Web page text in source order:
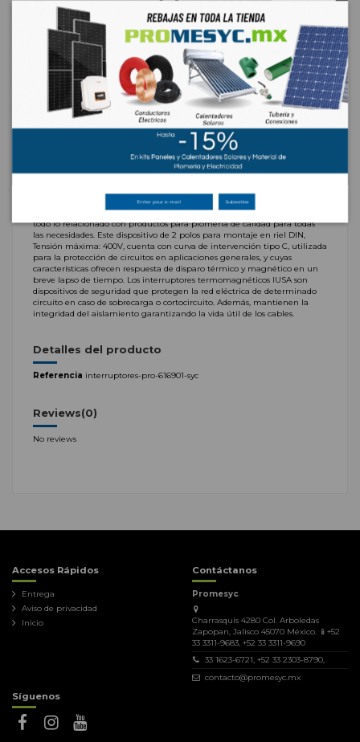
Termomagnético DIN 2P 32A
caja 6 pzas
Marca:
IU2C16D Interruptor Termomagnético DIN 2P 32A caja 6 pzas y todo lo
relacionado con Interruptores Termomagnéticos
productos para plomería de calid Materiales Eléctricos
Descripción
IU2C16D Interruptor Termomagnético DIN 2P 32A caja 6 pzas En
PROMESYC encuentra Interruptores Termomagnéticos de gran calidad y
todo lo relacionado con productos para plomería de calidad para todas
las necesidades. Este dispositivo de 2 polos para montaje en riel DIN,
Tensión máxima: 400V, cuenta con curva de intervención tipo C, utilizada
para la protección de circuitos en aplicaciones generales, y cuyas
características ofrecen respuesta de disparo térmico y magnético en un
breve lapso de tiempo. Los interruptores termomagnéticos IUSA son
dispositivos de seguridad que protegen la red eléctrica de determinado
circuito en caso de sobrecarga o cortocircuito. Además, mantienen la
integridad del aislamiento garantizando la vida útil de los cables.
Detalles del producto
Referencia interruptores-pro-616901-syc
Reviews(0)
No reviews
Accesos Rápidos
Entrega
Aviso de privacidad
Inicio
Contáctanos
Promesyc
Charrasquis 4280 Col. Arboledas
Zapopan, Jalisco 45070 México. 📱+52
33 3311-9683, +52 33 3311-9690
33 1623-6721, +52 33 2303-8790,
contacto@promesyc.mx
Síguenos
Subscribe